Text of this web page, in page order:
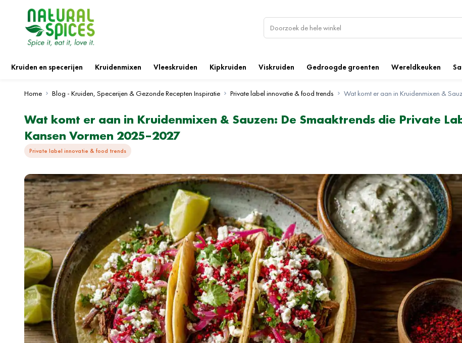
Kruiden en specerijen Kruidenmixen Vleeskruiden Kipkruiden Viskruiden Gedroogde groenten Wereldkeuken
Home Blog - Kruiden, Specerijen & Gezonde Recepten Inspiratie Private label innovatie & food trends Wat komt er aan in Kruidenmixen &
Wat komt er aan in Kruidenmixen & Sauzen: De Smaaktrends die Private
Kansen Vormen 2025–2027
Private label innovatie & food trends